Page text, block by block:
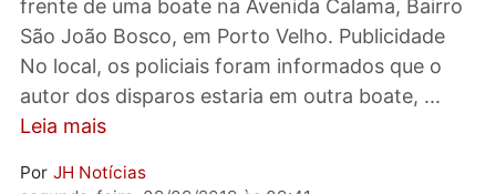
efetuar vários disparos de arma de fogo em
frente de uma boate na Avenida Calama,
São João Bosco, em Porto Velho. Publicidade
No local, os policiais foram informados que o
Leia mais